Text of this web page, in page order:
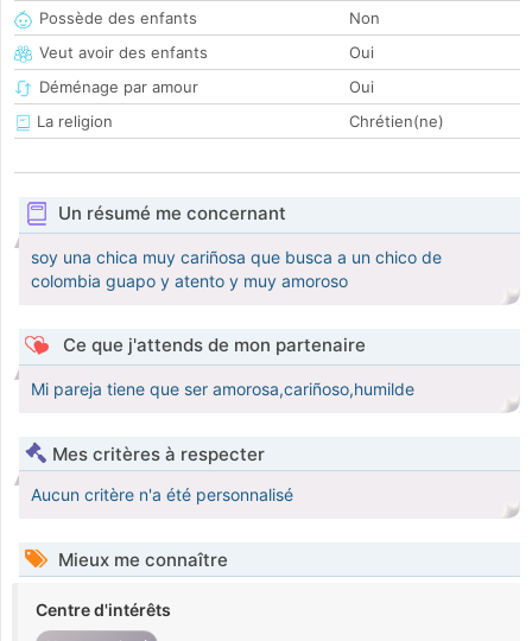
Possède des enfants
Non
Veut avoir des enfants
Oui
Déménage par amour
Oui
La religion
Chrétien(ne)
Un résumé me concernant
soy una chica muy cariñosa que busca a un chico de
colombia guapo y atento y muy amoroso
Ce que j'attends de mon partenaire
Mi pareja tiene que ser amorosa,cariñoso,humilde
Mes critères à respecter
Aucun critère n'a été personnalisé
Mieux me connaître
Centre d'intérêts